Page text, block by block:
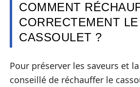
COMMENT
CORRECTEMENT LE
CASSOULET ?
Pour préserver les saveurs et
conseillé de réchauffer le